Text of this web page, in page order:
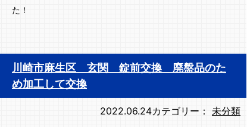
た！
川崎市麻生区 玄関 錠前交換 廃盤品のた
め加工して交換
2022.06.24カテゴリー： 未分類